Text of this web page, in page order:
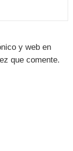
y web en
que comente.